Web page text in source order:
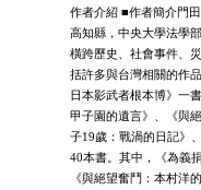
作者介紹 ■作者簡介門
高知縣，中央大學法學
橫跨歷史、社會事件、
括許多與台灣相關的作
日本影武者根本博》一
甲子園的遺言》、《與
子19歲：戰渦的日記》
40本書。其中，《為義
《與絕望奮鬥：本村洋